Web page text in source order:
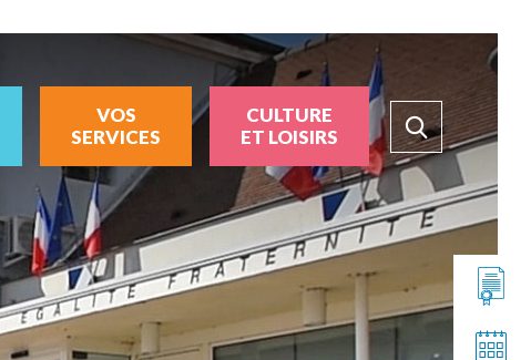
VOS
SERVICES
CULTURE
ET LOISIRS